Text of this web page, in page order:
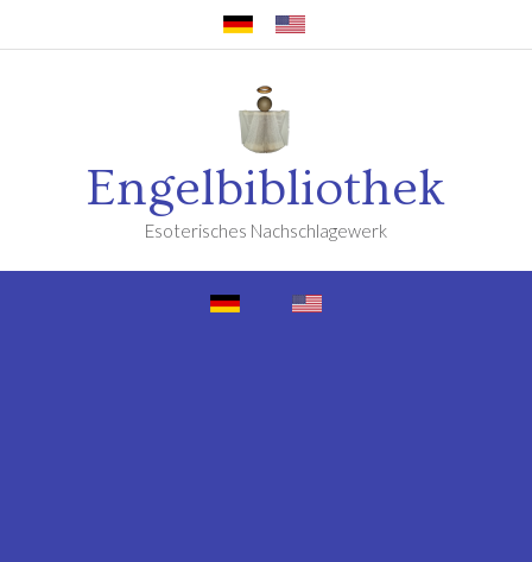
Engelbibliothek
Esoterisches Nachschlagewerk